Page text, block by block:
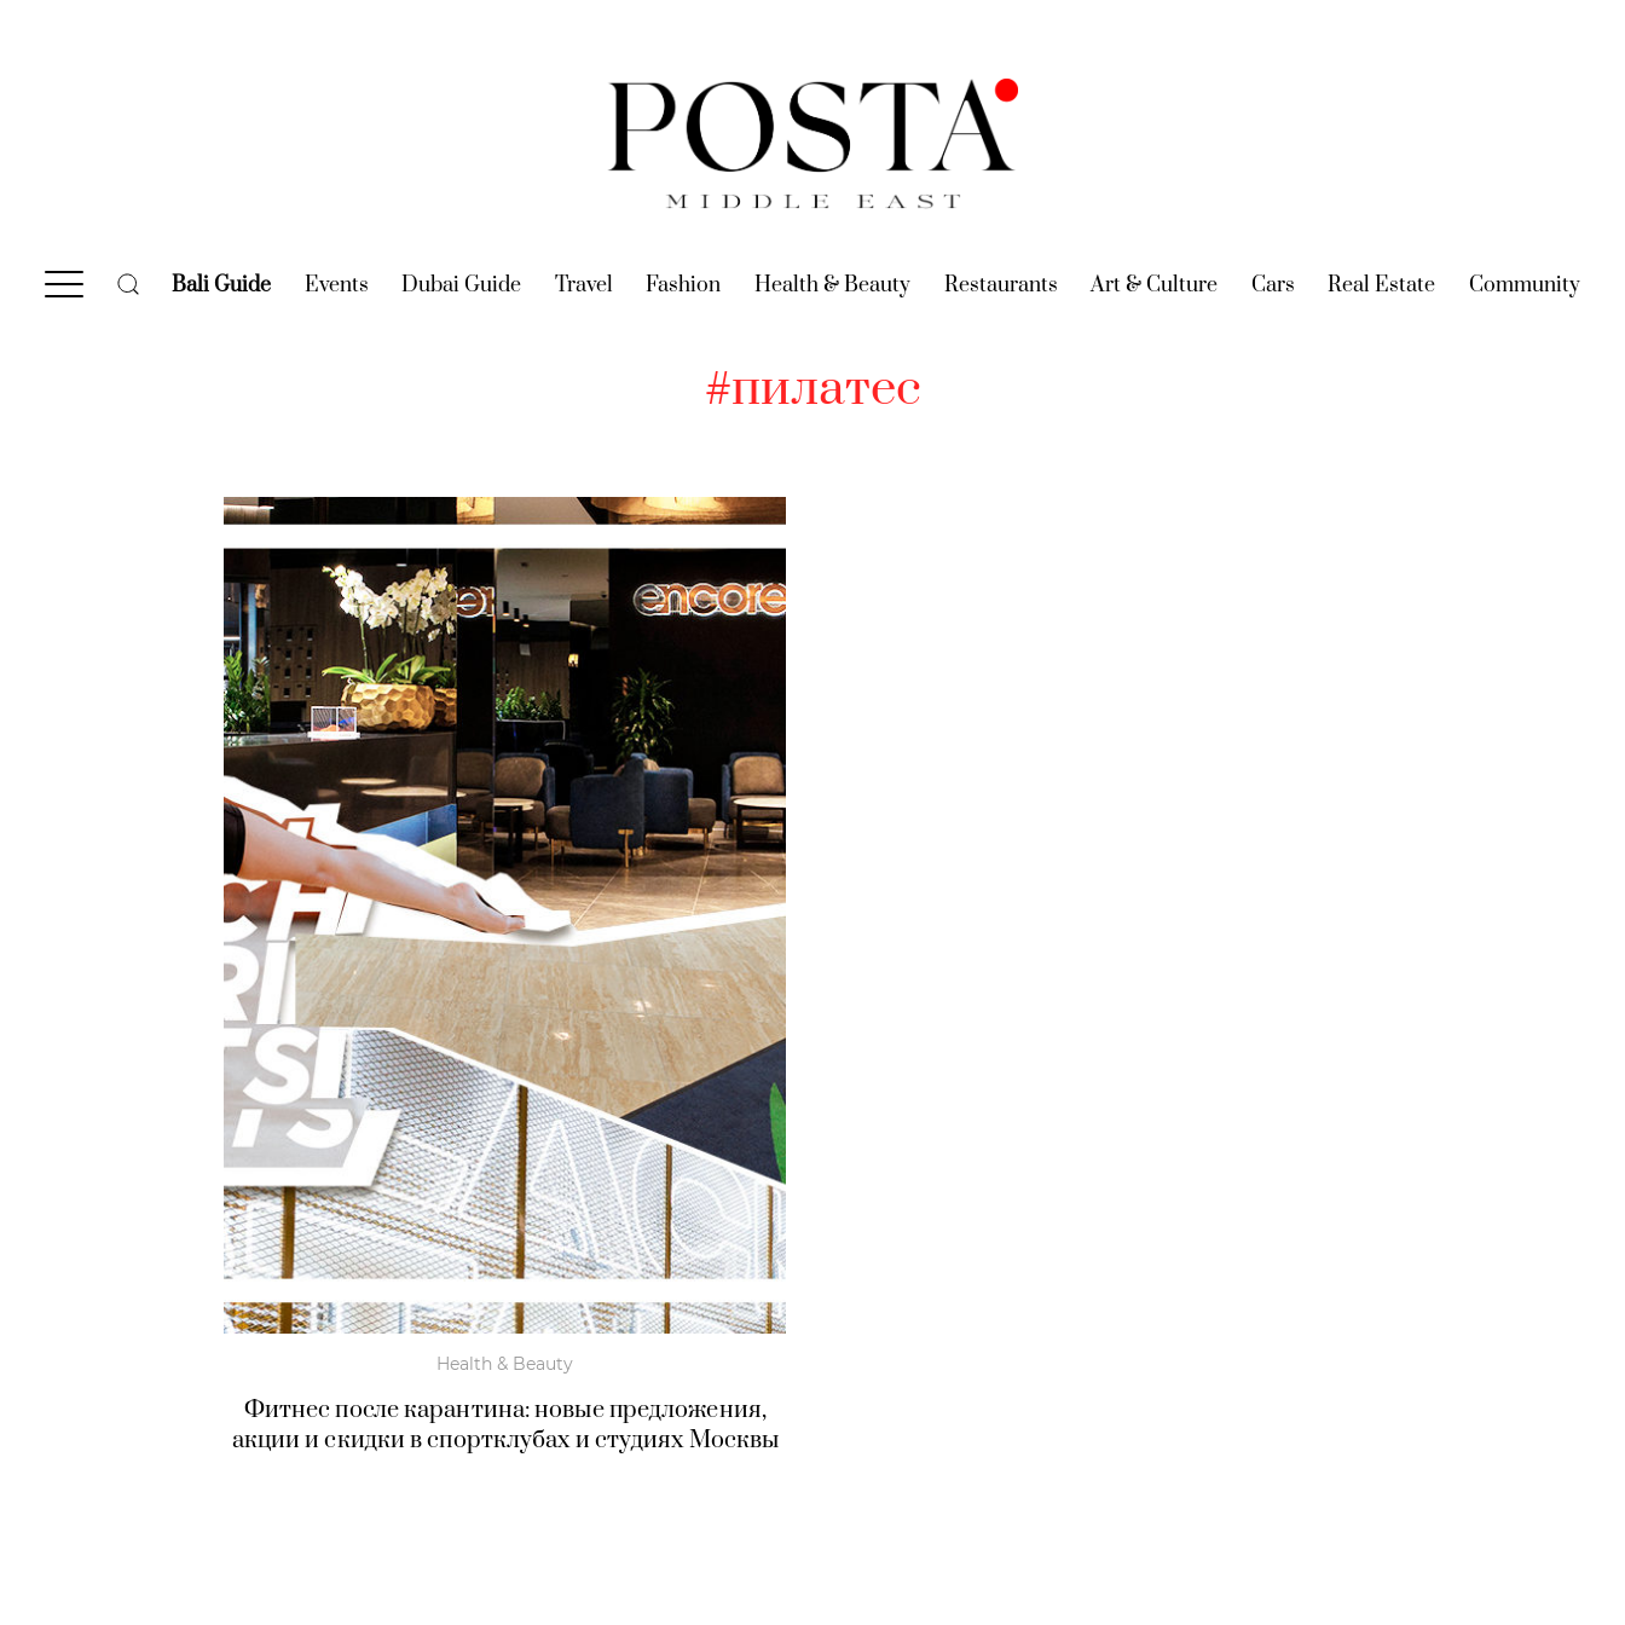
Bali Guide (current)
Events (current)
Dubai Guide (current)
Travel (current)
Fashion (current)
Health & Beauty (current)
Restaurants (current)
Art & Culture (current)
Cars (current)
Real Estate (current)
Community
#пилатес
Health & Beauty
Фитнес после карантина: новые предложения,
акции и скидки в спортклубах и студиях Москвы